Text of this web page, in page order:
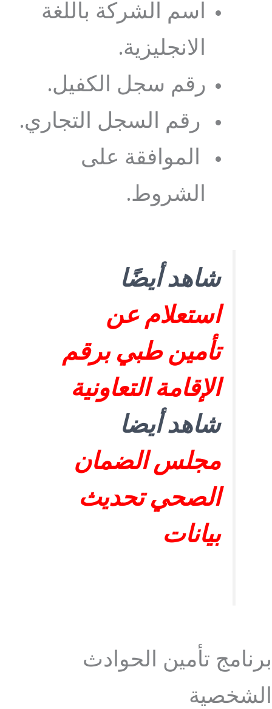
اسم الشركة باللغة
الانجليزية.
رقم سجل الكفيل.
رقم السجل التجاري.
الموافقة على
الشروط.
شاهد أيضًا
استعلام عن
تأمين طبي برقم
الإقامة التعاونية
شاهد أيضا
مجلس الضمان
الصحي تحديث
بيانات
برنامج تأمين الحوادث
الشخصية